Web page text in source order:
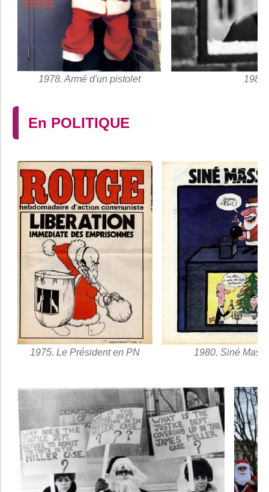
1978. Armé d'un pistolet
En POLITIQUE
1975. Le Président en PN 1980. Siné